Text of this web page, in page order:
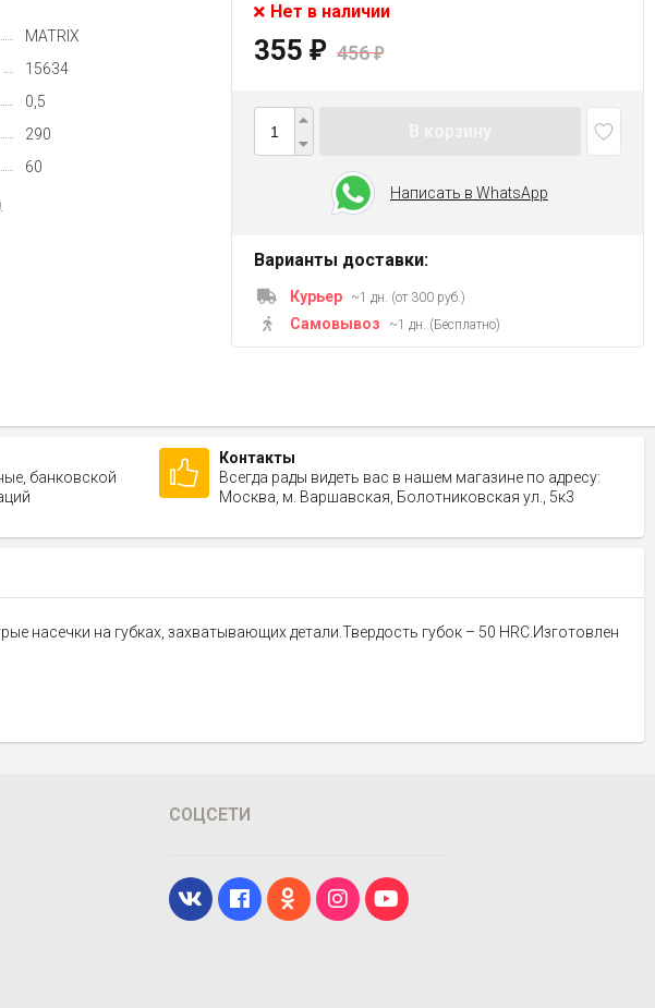
MATRIX
15634
0,5
290
60
Нет в наличии
355 ₽ 456₽
Написать в WhatsApp
Варианты доставки:
Курьер ~1 дн. (от 300 руб.)
Самовывоз ~1 дн. (Бесплатно)
банковской
Контакты
Всегда рады видеть вас в нашем магазине по адресу:
Москва, м. Варшавская, Болотниковская ул., 5к3
насечки на губках, захватывающих детали.Твердость губок – 50 HRC.Изготовлен
СОЦСЕТИ